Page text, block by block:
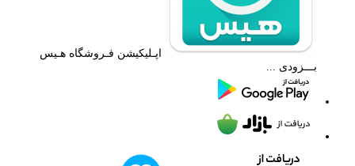
اپـلیکیشن فـروشگاه هـیس
بـــزودی ...